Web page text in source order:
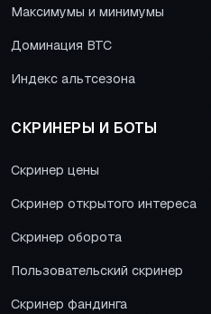
Максимумы и минимумы
Доминация BTC
Индекс альтсезона
СКРИНЕРЫ И БОТЫ
Скринер цены
Скринер открытого интереса
Скринер оборота
Пользовательский скринер
Скринер фандинга